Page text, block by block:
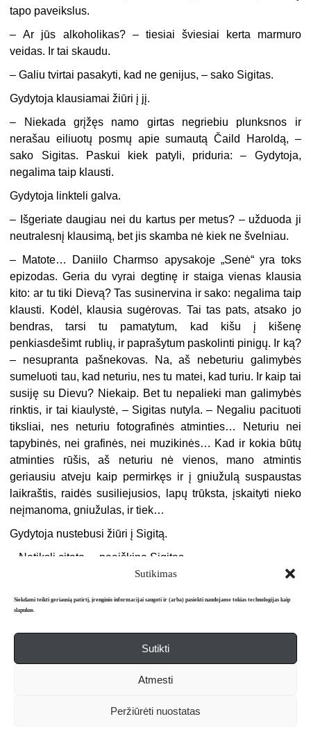
Sutikimas
Siekdami teikti geriausią patirtį, įrenginio informacijai saugoti ir (arba) pasiekti naudojame tokias technologijas kaip
slapukus.
Sutikti
Atmesti
Peržiūrėti nuostatas
tapo paveikslus.
–Ar jūs alkoholikas? – tiesiai šviesiai kerta marmuro
veidas. Ir tai skaudu.
–Galiu tvirtai pasakyti, kad ne genijus, – sako Sigitas.
Gydytoja klausiamai žiūri į jį.
–
Niekada grįžęs namo girtas negriebiu plunksnos ir
nerašau eiliuotų posmų apie sumautą Čaild Haroldą, –
sako Sigitas. Paskui kiek patyli, priduria: – Gydytoja,
negalima taip klausti.
Gydytoja linkteli galva.
– Išgeriate daugiau nei du kartus per metus? – užduoda ji
neutralesnį klausimą, bet jis skamba nė kiek ne švelniau.
–
Matote… Daniilo Charmso apysakoje „Senė“ yra toks
epizodas. Geria du vyrai degtinę ir staiga vienas klausia
kito: ar tu tiki Dievą? Tas susinervina ir sako: negalima taip
klausti. Kodėl, klausia sugėrovas. Tai tas pats, atsako jo
bendras, tarsi tu pamatytum, kad kišu į kišenę
penkiasdešimt rublių, ir paprašytum paskolinti pinigų. Ir ką?
– nesupranta pašnekovas. Na, aš nebeturiu galimybės
sumeluoti tau, kad neturiu, nes tu matei, kad turiu. Ir kaip tai
susiję su Dievu? Niekaip. Bet tu nepalieki man galimybės
rinktis, ir tai kiaulystė, – Sigitas nutyla. – Negaliu pacituoti
tiksliai, nes neturiu fotografinės atminties… Neturiu nei
tapybinės, nei grafinės, nei muzikinės… Kad ir kokia būtų
atminties rūšis, aš neturiu nė vienos, mano atmintis
geriausiu atveju kaip permirkęs ir į gniužulą suspaustas
laikraštis, raidės susiliejusios, lapų trūksta, įskaityti nieko
neįmanoma, gniužulas, ir tiek…
Gydytoja nustebusi žiūri į Sigitą.
Netiksli citata, – paaiškina Sigitas.
Tiesą sakant, su gydytojais Sigitas dažniausiai stengiasi
juokauti, kaip ir daugelis žmonių, arba kalba šiurkščiai tik
todėl, kad jaučia baltiems chalatams silpnybę. Kitaip
tariant, baimę. Balti chalatai buvo sugalvoti nusižiūrėjus į
angelus. Arba atvirkščiai, nelabai svarbu, kas nuo ko
nusižiūrėjo. O ten, kur angelai, ir anas pasaulis čia pat.
Jis nežiūri į gydytoją, tai yra negali žiūrėti jai į akis, nes jo